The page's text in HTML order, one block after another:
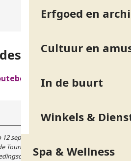
Erfgoed en
Cultuur en
In de buurt
Winkels &
Spa & Wellness
Vaulnaveys
september 2024 in 12:36
Tourisme Grenoble Alpes
:5309276)